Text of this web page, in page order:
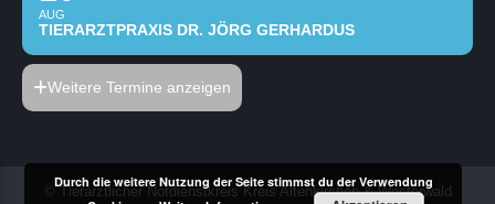
AUG
TIERARZTPRAXIS DR. JÖRG GERHARDUS
Weitere Termine anzeigen
© Tierärztlicher Notdienstkreis Kreis Altenkirchen & Westerwald
Durch die weitere Nutzung der Seite stimmst du der Verwendung